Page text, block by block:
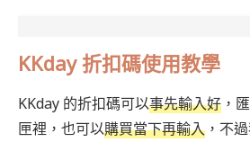
KKday 折扣碼使用教學
KKday 的折扣碼可以事先輸入好 ，
匣裡，也可以購買當下再輸入 ，不